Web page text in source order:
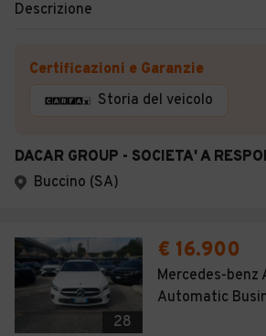
Descrizione
Certificazioni e Garanzie
Storia del veicolo
Buccino (SA)
28
€ 16.900
Mercedes-benz
Automatic